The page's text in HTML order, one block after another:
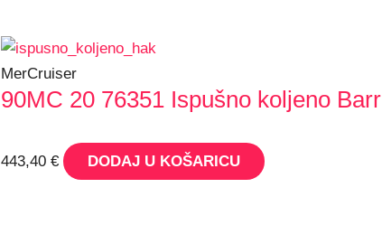
MerCruiser
90MC 20 76351 Ispušno koljeno Barr
443,40 € DODAJ U KOŠARICU